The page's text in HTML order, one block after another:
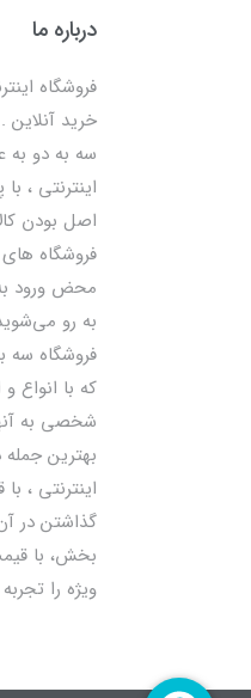
درباره ما
فروشگاه
خرید آنلاین .
سه به دو به
اینترنتی ،
اصل‌ بودن
فروشگاه
محض ورود
به رو
فروشگاه سه
که با انواع
شخصی به
بهترين جمله
اینترنتی ،
گذاشتن در
بخش، با
ویژه را